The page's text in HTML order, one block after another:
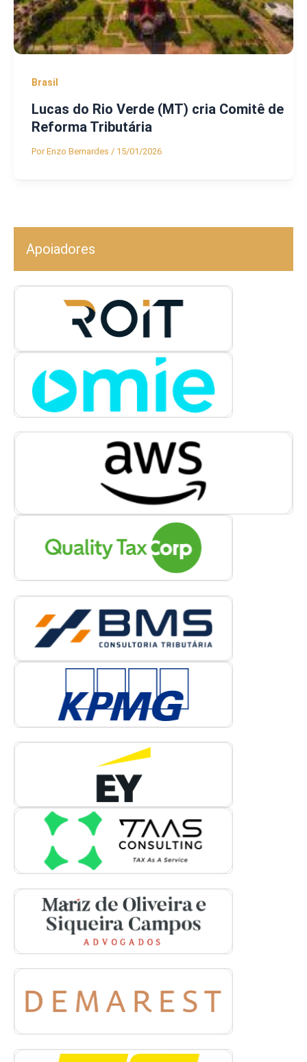
Brasil
Lucas do Rio Verde (MT) cria Comitê de
Reforma Tributária
PorEnzo Bernardes / 15/01/2026
Apoiadores